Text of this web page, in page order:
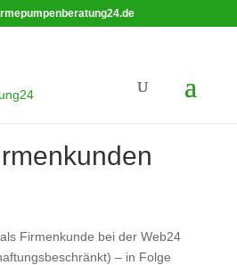
Firmenkunde bei der Web24
– in Folge